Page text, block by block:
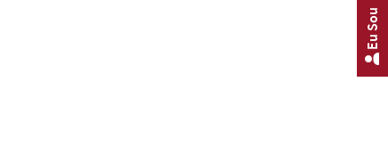
Eu Sou